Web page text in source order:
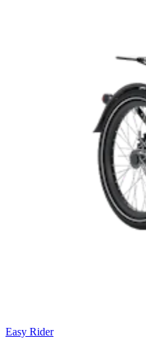
Easy Rider